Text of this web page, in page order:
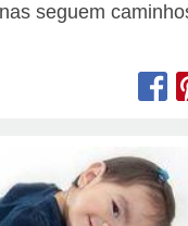
seguem